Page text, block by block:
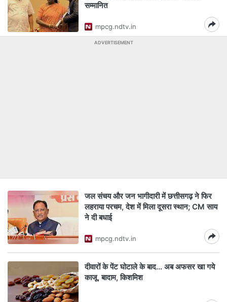
सम्मानित
mpcg.ndtv.in
ADVERTISEMENT
जल संचय और जन भागीदारी में छत्तीसगढ़ ने फिर
लहराया परचम, देश में मिला दूसरा स्थान; CM साय
ने दी बधाई
mpcg.ndtv.in
दीवारों के पेंट घोटाले के बाद... अब अफसर खा गये
काजू, बादाम, किशमिश